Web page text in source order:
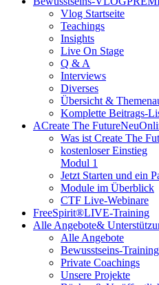
Vlog Startseite
Teachings
Insights
Live On Stage
Q & A
Interviews
Diverses
Übersicht &
Komplette Beitrags-
ACreate The FutureNeu
Was ist Create The
kostenloser Einstieg
Modul 1
Jetzt Starten und ein
Module im Überblick
CTF Live-Webinare
FreeSpirit®LIVE-Training
Alle Angebote&
Alle Angebote
Bewusstseins-Training
Private Coachings
Unsere Projekte